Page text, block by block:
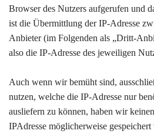
Browser des Nutzers aufgerufen und
ist die Übermittlung der IP-Adresse
Anbieter (im Folgenden als „Dritt-
also die IP-Adresse des jeweiligen
Auch wenn wir bemüht sind,
nutzen, welche die IP-Adresse nur
ausliefern zu können, haben wir
IPAdresse möglicherweise